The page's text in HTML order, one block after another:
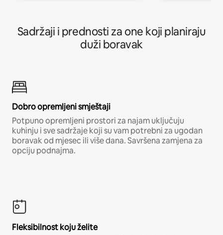
Sadržaji i prednosti za one koji planiraju
duži boravak
Dobro opremljeni smještaji
Potpuno opremljeni prostori za najam uključuju
kuhinju i sve sadržaje koji su vam potrebni za ugodan
boravak od mjesec ili više dana. Savršena zamjena za
opciju podnajma.
Fleksibilnost koju želite